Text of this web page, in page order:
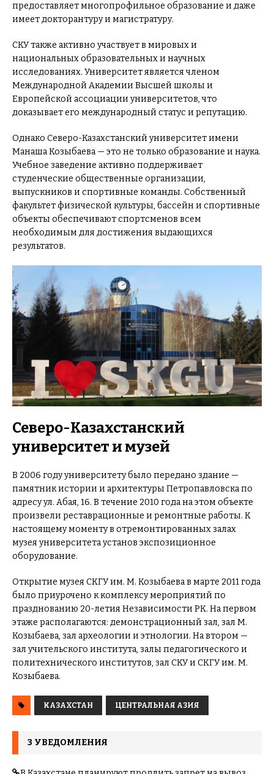
предоставляет многопрофильное образование и даже
имеет докторантуру и магистратуру.
СКУ также активно участвует в мировых и
национальных образовательных и научных
исследованиях. Университет является членом
Международной Академии Высшей школы и
Европейской ассоциации университетов, что
доказывает его международный статус и репутацию.
Однако Северо-Казахстанский университет имени
Манаша Козыбаева — это не только образование и наука.
Учебное заведение активно поддерживает
студенческие общественные организации,
выпускников и спортивные команды. Собственный
факультет физической культуры, бассейн и спортивные
объекты обеспечивают спортсменов всем
необходимым для достижения выдающихся
результатов.
Северо-Казахстанский
университет и музей
В 2006 году университету было передано здание —
памятник истории и архитектуры Петропавловска по
адресу ул. Абая, 16. В течение 2010 года на этом объекте
произвели реставрационные и ремонтные работы. К
настоящему моменту в отремонтированных залах
музея университета установ экспозиционное
оборудование.
Открытие музея СКГУ им. М. Козыбаева в марте 2011 года
было приурочено к комплексу мероприятий по
празднованию 20-летия Независимости РК. На первом
этаже располагаются: демонстрационный зал, зал М.
Козыбаева, зал археологии и этнологии. На втором —
зал учительского института, залы педагогического и
политехнического институтов, зал СКУ и СКГУ им. М.
Козыбаева.
КАЗАХСТАН ЦЕНТРАЛЬНАЯ АЗИЯ
3 УВЕДОМЛЕНИЯ